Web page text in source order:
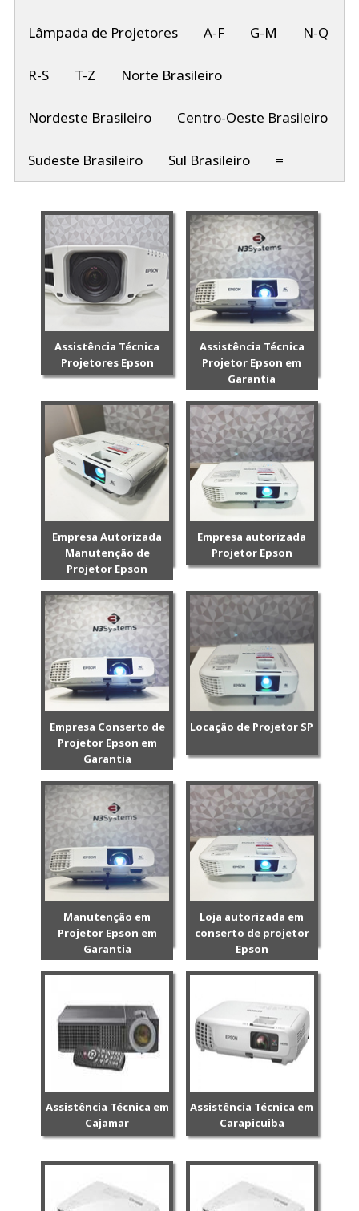
Lâmpada de Projetores A-F G-M N-Q
R-S T-Z Norte Brasileiro
Nordeste Brasileiro Centro-Oeste Brasileiro
Sudeste Brasileiro Sul Brasileiro =
Assistência Técnica
Projetores Epson
Assistência Técnica
Projetor Epson em
Garantia
Empresa Autorizada
Manutenção de
Projetor Epson
Empresa autorizada
Projetor Epson
Empresa Conserto de
Projetor Epson em
Garantia
Locação de Projetor SP
Manutenção em
Projetor Epson em
Garantia
Loja autorizada em
conserto de projetor
Epson
Assistência Técnica em
Cajamar
Assistência Técnica em
Carapicuiba